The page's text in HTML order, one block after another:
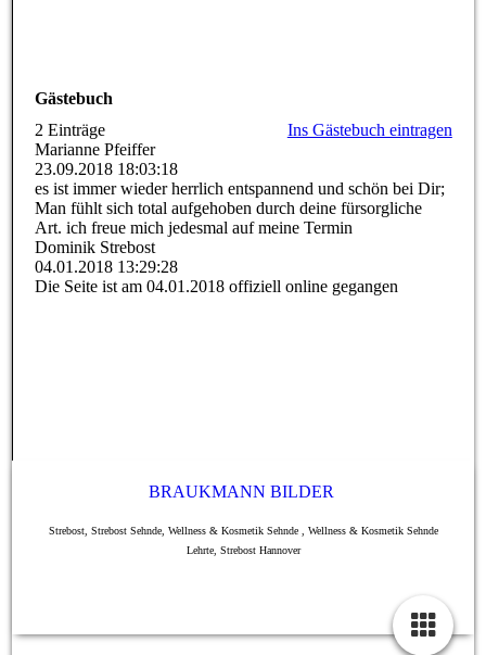
Gästebuch
2 Einträge
Ins Gästebuch eintragen
Marianne Pfeiffer
23.09.2018 18:03:18
es ist immer wieder herrlich entspannend und schön bei Dir;
Man fühlt sich total aufgehoben durch deine fürsorgliche
Art. ich freue mich jedesmal auf meine Termin
Dominik Strebost
04.01.2018 13:29:28
Die Seite ist am 04.01.2018 offiziell online gegangen
BRAUKMANN BILDER
Strebost, Strebost Sehnde, Wellness & Kosmetik Sehnde , Wellness & Kosmetik Sehnde
Lehrte, Strebost Hannover